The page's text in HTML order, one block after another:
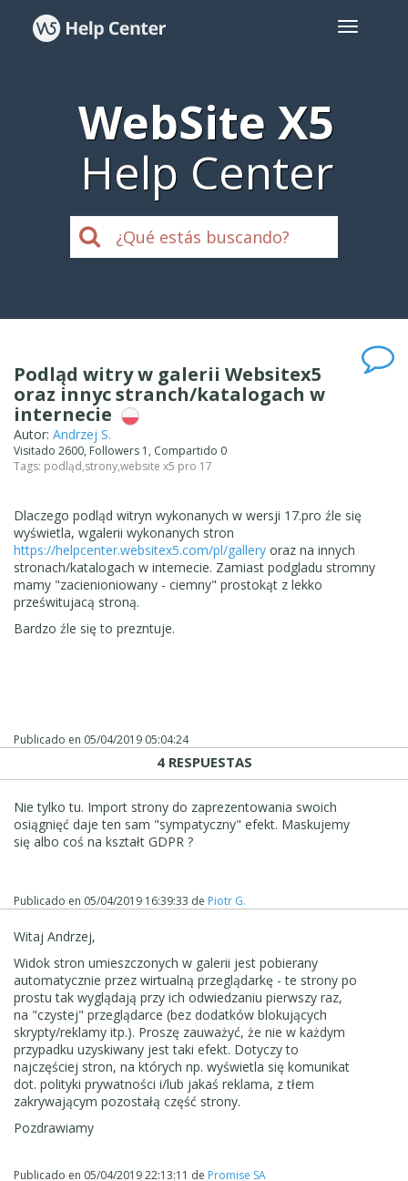
WebSite X5
Help Center
Podląd witry w galerii Websitex5
oraz innyc stranch/katalogach w
internecie
Autor: Andrzej S.
Visitado 2600, Followers 1, Compartido 0
Tags: podląd,strony,website x5 pro 17
Dlaczego podląd witryn wykonanych w wersji 17.pro źle się
wyświetla, wgalerii wykonanych stron
https://helpcenter.websitex5.com/pl/gallery oraz na innych
stronach/katalogach w internecie. Zamiast podgladu stromny
mamy "zacienioniowany - ciemny" prostokąt z lekko
prześwitujacą stroną.
Bardzo źle się to prezntuje.
Publicado en 05/04/2019 05:04:24
4 RESPUESTAS
Nie tylko tu. Import strony do zaprezentowania swoich
osiągnięć daje ten sam "sympatyczny" efekt. Maskujemy
się albo coś na kształt GDPR ?
Publicado en 05/04/2019 16:39:33 de Piotr G.
Witaj Andrzej,
Widok stron umieszczonych w galerii jest pobierany
automatycznie przez wirtualną przeglądarkę - te strony po
prostu tak wyglądają przy ich odwiedzaniu pierwszy raz,
na "czystej" przeglądarce (bez dodatków blokujących
skrypty/reklamy itp.). Proszę zauważyć, że nie w każdym
przypadku uzyskiwany jest taki efekt. Dotyczy to
najczęściej stron, na których np. wyświetla się komunikat
dot. polityki prywatności i/lub jakaś reklama, z tłem
zakrywającym pozostałą część strony.
Pozdrawiamy
Publicado en 05/04/2019 22:13:11 de Promise SA